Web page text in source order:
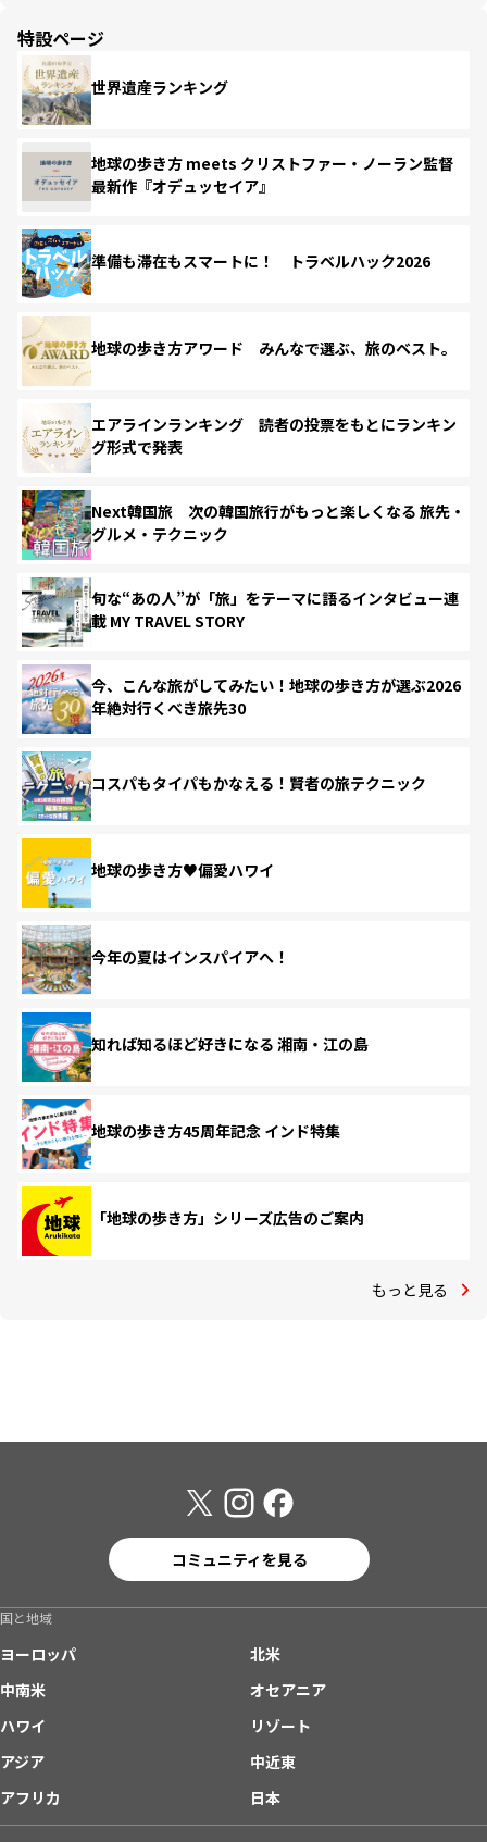
特設ページ
世界遺産ランキング
地球の歩き方 meets クリストファー・ノーラン監督
最新作『オデュッセイア』
準備も滞在もスマートに！ トラベルハック2026
地球の歩き方アワード みんなで選ぶ、旅のベスト。
エアラインランキング 読者の投票をもとにランキン
グ形式で発表
Next韓国旅 次の韓国旅行がもっと楽しくなる 旅先・
グルメ・テクニック
旬な“あの人”が「旅」をテーマに語るインタビュー連
載 MY TRAVEL STORY
今、こんな旅がしてみたい！地球の歩き方が選ぶ2026
年絶対行くべき旅先30
コスパもタイパもかなえる！賢者の旅テクニック
地球の歩き方♥偏愛ハワイ
今年の夏はインスパイアへ！
知れば知るほど好きになる 湘南・江の島
地球の歩き方45周年記念 インド特集
「地球の歩き方」シリーズ広告のご案内
もっと見る
コミュニティを見る
国と地域
ヨーロッパ
北米
中南米
オセアニア
ハワイ
リゾート
アジア
中近東
アフリカ
日本